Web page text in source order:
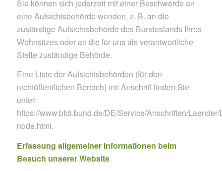
Sie können sich jederzeit mit einer Beschwerde an
eine Aufsichtsbehörde wenden, z. B. an die
zuständige Aufsichtsbehörde des Bundeslands Ihres
Wohnsitzes oder an die für uns als verantwortliche
Stelle zuständige Behörde.
Eine Liste der Aufsichtsbehörden (für den
nichtöffentlichen Bereich) mit Anschrift finden Sie
unter:
https://www.bfdi.bund.de/DE/Service/Anschriften/Laender/
node.html.
Erfassung allgemeiner Informationen beim
Besuch unserer Website